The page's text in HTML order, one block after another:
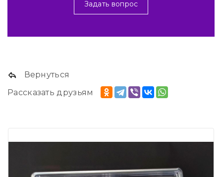
Задать вопрос
Вернуться
Рассказать друзьям